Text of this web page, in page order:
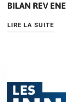
BILAN REV
LIRE LA SUITE